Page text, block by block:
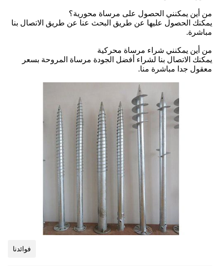
من أين يمكنني الحصول على مرساة محورية؟
يمكنك الحصول عليها عن طريق البحث عنا عن طريق الاتصال بنا
مباشرة.
من أين يمكنني شراء مرساة محركية
يمكنك الاتصال بنا لشراء أفضل الجودة مرساة المروحة بسعر
معقول جدا مباشرة منا.
فوائدنا